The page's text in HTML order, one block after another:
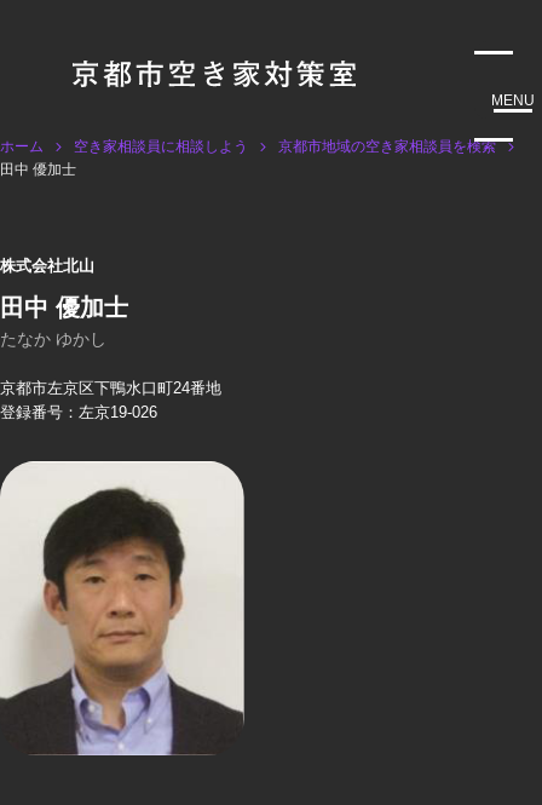
MENU
ホーム 空き家相談員に相談しよう
京都市地域の空き家相談員を検索
田中 優加士
株式会社北山
田中 優加士
たなか ゆかし
京都市左京区下鴨水口町24番地
登録番号：左京19-026